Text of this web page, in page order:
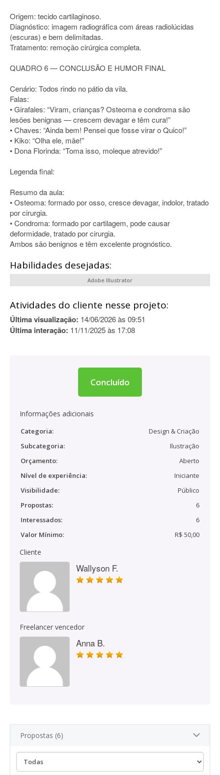
Origem: tecido cartilaginoso.
Diagnóstico: imagem radiográfica com áreas radiolúcidas
(escuras) e bem delimitadas.
Tratamento: remoção cirúrgica completa.
QUADRO 6 — CONCLUSÃO E HUMOR FINAL
Cenário: Todos rindo no pátio da vila.
Falas:
• Girafales: “Viram, crianças? Osteoma e condroma são
lesões benignas — crescem devagar e têm cura!”
• Chaves: “Ainda bem! Pensei que fosse virar o Quico!”
• Kiko: “Olha ele, mãe!”
• Dona Florinda: “Toma isso, moleque atrevido!”
Legenda final:
Resumo da aula:
• Osteoma: formado por osso, cresce devagar, indolor, tratado
por cirurgia.
• Condroma: formado por cartilagem, pode causar
deformidade, tratado por cirurgia.
Ambos são benignos e têm excelente prognóstico.
Habilidades desejadas:
Adobe Illustrator
Atividades do cliente nesse projeto:
Última visualização: 14/06/2026 às 09:51
Última interação: 11/11/2025 às 17:08
Concluído
Informações adicionais
Categoria:
Design & Criação
Subcategoria:
Ilustração
Orçamento:
Aberto
Nível de experiência:
Iniciante
Visibilidade:
Público
Propostas:
6
Interessados:
6
Valor Mínimo:
R$ 50,00
Cliente
Wallyson F.
Freelancer vencedor
Anna B.
Propostas (6)